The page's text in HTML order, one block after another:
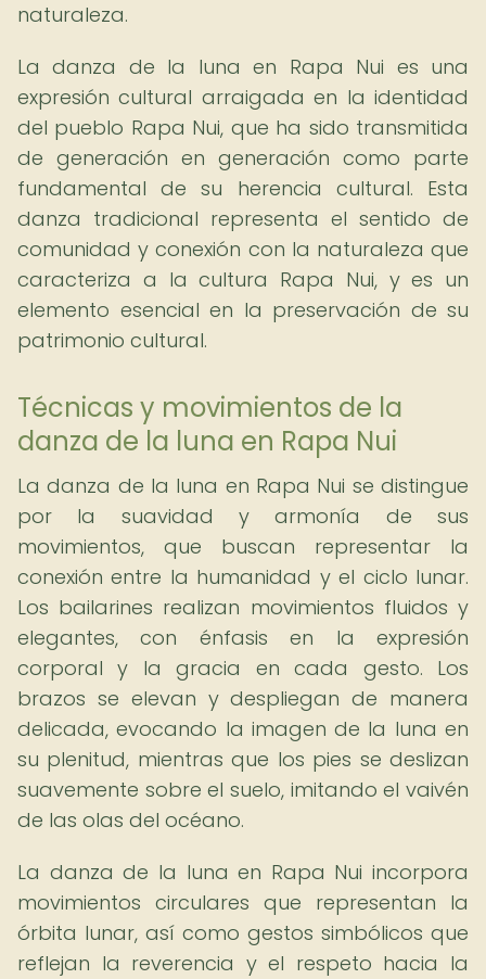
naturaleza.
La danza de la luna en Rapa Nui es una
expresión cultural arraigada en la identidad
del pueblo Rapa Nui, que ha sido transmitida
de generación en generación como parte
fundamental de su herencia cultural. Esta
danza tradicional representa el sentido de
comunidad y conexión con la naturaleza que
caracteriza a la cultura Rapa Nui, y es un
elemento esencial en la preservación de su
patrimonio cultural.
Técnicas y movimientos de la
danza de la luna en Rapa Nui
La danza de la luna en Rapa Nui se distingue
por la suavidad y armonía de sus
movimientos, que buscan representar la
conexión entre la humanidad y el ciclo lunar.
Los bailarines realizan movimientos fluidos y
elegantes, con énfasis en la expresión
corporal y la gracia en cada gesto. Los
brazos se elevan y despliegan de manera
delicada, evocando la imagen de la luna en
su plenitud, mientras que los pies se deslizan
suavemente sobre el suelo, imitando el vaivén
de las olas del océano.
La danza de la luna en Rapa Nui incorpora
movimientos circulares que representan la
órbita lunar, así como gestos simbólicos que
reflejan la reverencia y el respeto hacia la